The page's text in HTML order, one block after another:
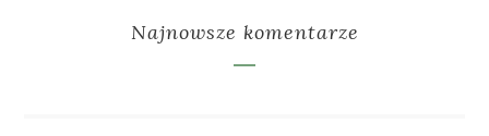
Najnowsze komentarze